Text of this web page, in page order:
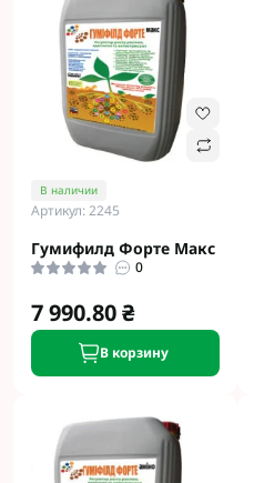
В наличии
Артикул: 2245
Гумифилд Форте Макс
0
7 990.80 ₴
В корзину